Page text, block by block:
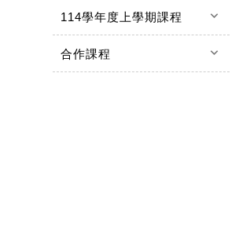
114學年度上學期課程 keyboard_arrow_down
合作課程 keyboard_arrow_down